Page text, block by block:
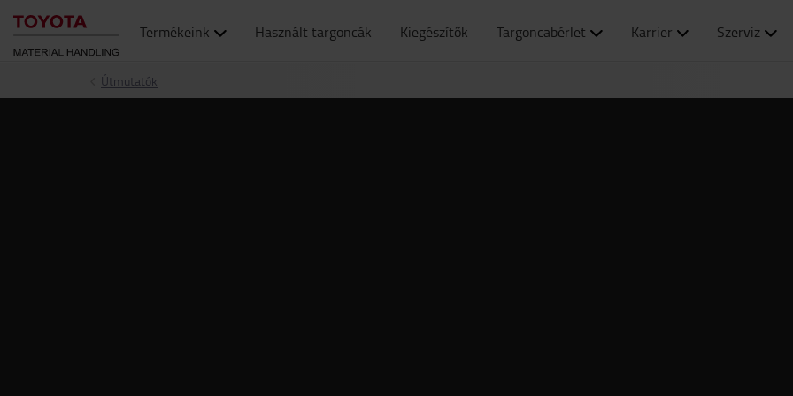
Termékeink Használt targoncák Kiegészítők Targoncabérlet Karrier Szerviz
Útmutatók